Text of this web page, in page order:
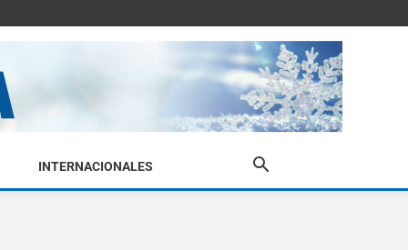
INTERNACIONALES